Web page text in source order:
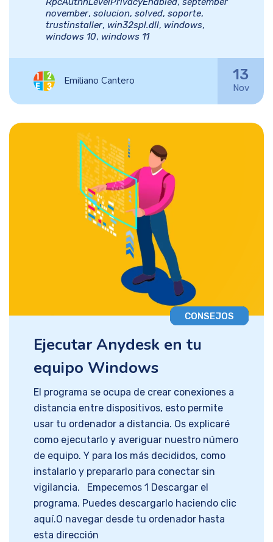
november, solucion, solved, soporte,
trustinstaller, win32spl.dll, windows,
windows 10, windows 11
Emiliano Cantero 13
Nov
CONSEJOS
Ejecutar Anydesk en tu
equipo Windows
El programa se ocupa de crear conexiones a
distancia entre dispositivos, esto permite
usar tu ordenador a distancia. Os explicaré
como ejecutarlo y averiguar nuestro número
de equipo. Y para los más decididos, como
instalarlo y prepararlo para conectar sin
vigilancia. Empecemos 1 Descargar el
programa. Puedes descargarlo haciendo clic
aquí.O navegar desde tu ordenador hasta
esta dirección